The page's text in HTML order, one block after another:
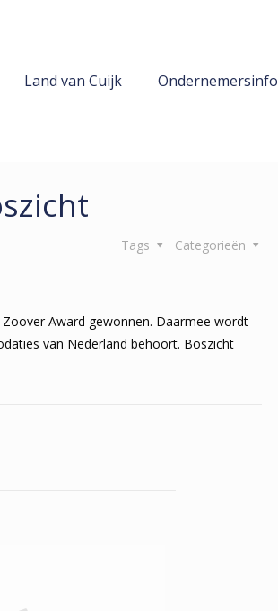
Land van Cuijk Ondernemersinfo
Categorieën
Tags
Award gewonnen. Daarmee wordt
van Nederland behoort. Boszicht